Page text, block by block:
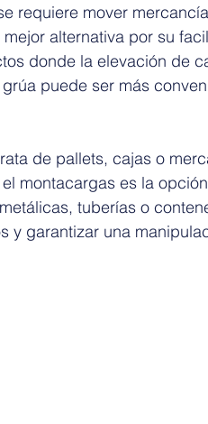
requiere mover
alternativa por su
donde la elevación de
puede ser más
de pallets, cajas o
montacargas es la
tuberías o
y garantizar una